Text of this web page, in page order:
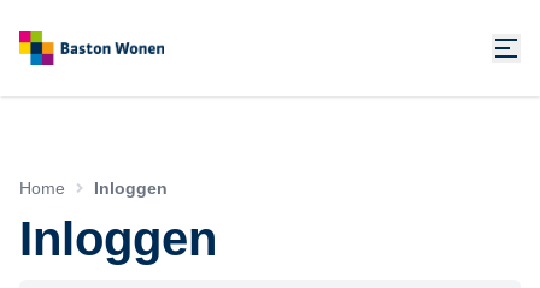
Home Inloggen
Inloggen